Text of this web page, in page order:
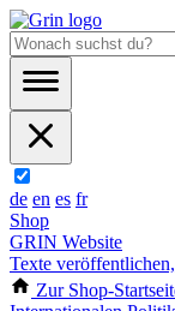
de en es fr
Shop
GRIN Website
Texte
Zur Shop-